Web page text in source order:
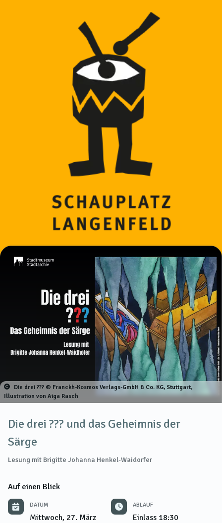
Die drei ??? © Franckh-Kosmos Verlags-GmbH & Co. KG, Stuttgart,
Illustration von Aiga Rasch
Die drei ??? und das Geheimnis der
Särge
Lesung mit Brigitte Johanna Henkel-Waidorfer
Auf einen Blick
DATUM
Mittwoch, 27. März
ABLAUF
Einlass 18:30